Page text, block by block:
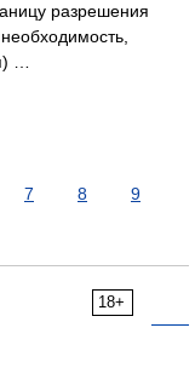
разрешения
…
7 8
9
18+